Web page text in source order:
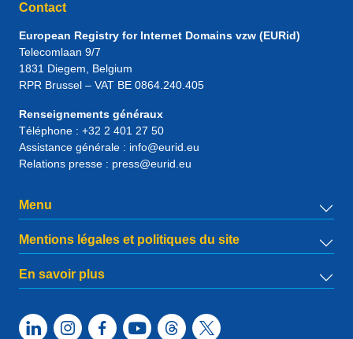
Contact
European Registry for Internet Domains vzw (EURid)
Telecomlaan 9/7
1831 Diegem , Belgium
RPR Brussel – VAT BE 0864.240.405
Renseignements généraux
Téléphone : +32 2 401 27 50
Assistance générale : info@eurid.eu
Relations presse : press@eurid.eu
Menu
Mentions légales et politiques du site
En savoir plus